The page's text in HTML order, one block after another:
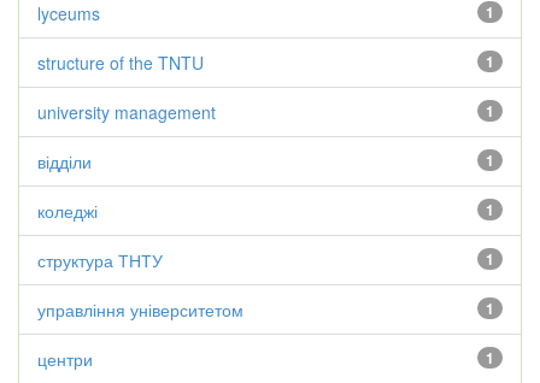
1
lyceums
1
structure of the TNTU
1
university management
1
відділи
1
коледжі
1
структура ТНТУ
1
управління університетом
1
центри